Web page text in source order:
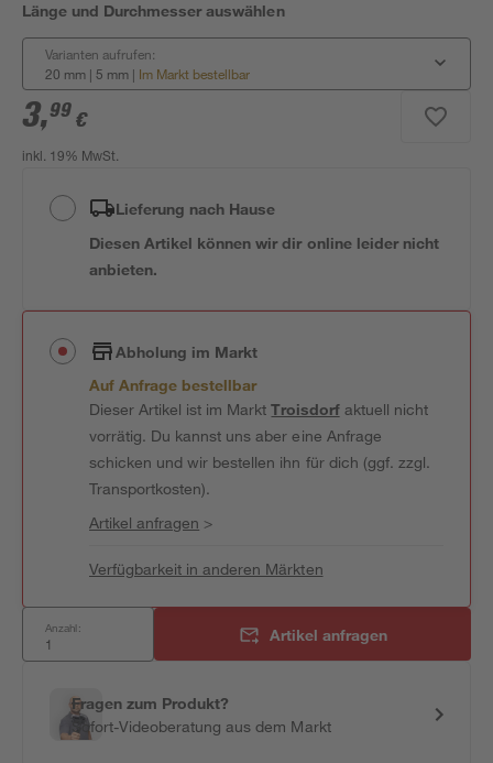
Länge und Durchmesser auswählen
Varianten aufrufen:
20 mm | 5 mm | Im Markt bestellbar
3,99 €
inkl. 19% MwSt.
Lieferung nach Hause
Diesen Artikel können wir dir online leider nicht
anbieten.
Abholung im Markt
Auf Anfrage bestellbar
Dieser Artikel ist im MarktTroisdorfaktuell nicht
vorrätig. Du kannst uns aber eine Anfrage
schicken und wir bestellen ihn für dich (ggf. zzgl.
Transportkosten).
Artikel anfragen >
Verfügbarkeit in anderen Märkten
Anzahl: Artikel anfragen
Fragen zum Produkt?
Sofort-Videoberatung aus dem Markt